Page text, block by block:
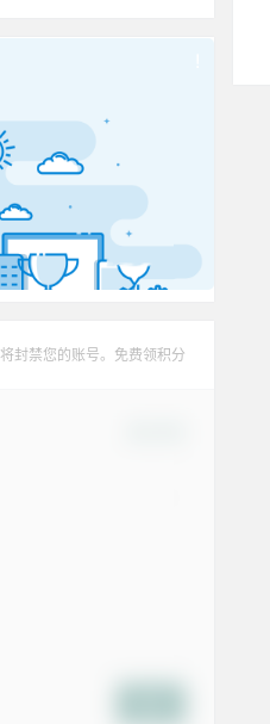
封禁您的账号。免费领积分